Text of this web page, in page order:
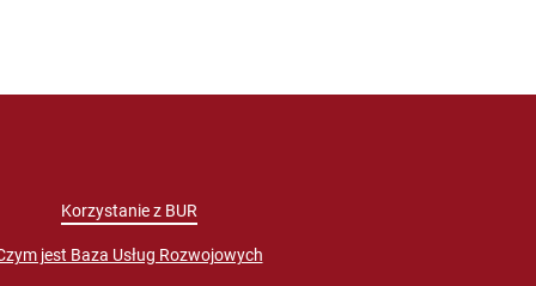
Korzystanie z BUR
jest Baza Usług Rozwojowych